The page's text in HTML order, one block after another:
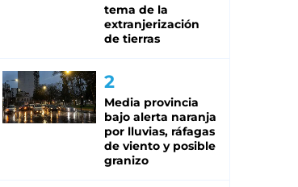
tema de la
extranjerización
de tierras
Media provincia
bajo alerta naranja
por lluvias, ráfagas
de viento y posible
granizo